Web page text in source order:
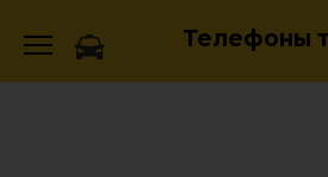
Телефоны